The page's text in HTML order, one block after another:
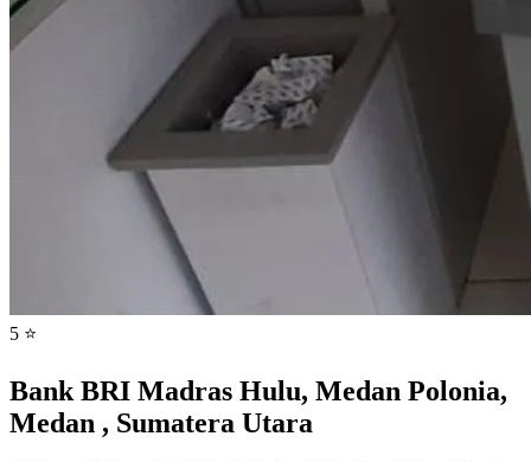
5 ⭐
Bank BRI Madras Hulu, Medan Polonia,
Medan , Sumatera Utara